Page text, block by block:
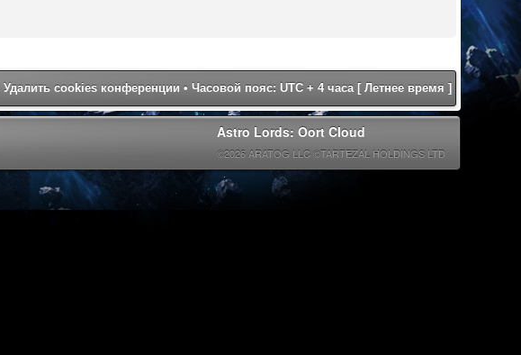
Удалить cookies конференции • Часовой пояс: UTC + 4 часа [ Летнее время ]
Astro Lords: Oort Cloud
©2026 ARATOG LLC ©TARTEZAL HOLDINGS LTD